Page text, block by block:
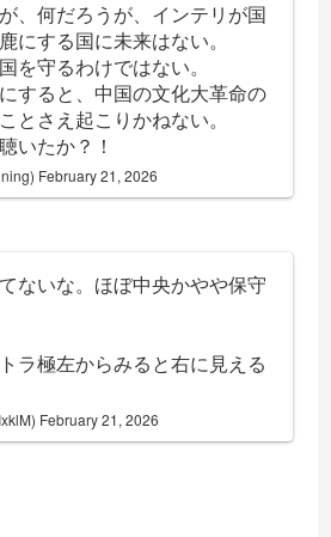
、何だろうが、インテリが国
にする国に未来はない。
を守るわけではない。
すると、中国の文化大革命の
とさえ起こりかねない。
いたか？！
February 21, 2026
ないな。ほぼ中央かやや保守
ラ極左からみると右に見える
February 21, 2026